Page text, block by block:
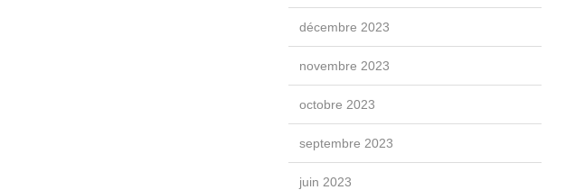
décembre 2023
novembre 2023
octobre 2023
septembre 2023
juin 2023